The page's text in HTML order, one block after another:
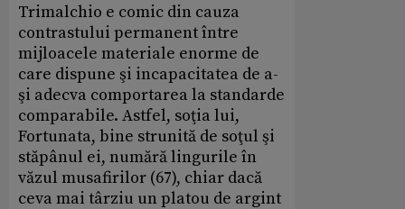
Trimalchio e comic din cauza
contrastului permanent între
mijloacele materiale enorme de
care dispune şi incapacitatea de a-
şi adecva comportarea la standarde
comparabile. Astfel, soţia lui,
Fortunata, bine strunită de soţul şi
stăpânul ei, numără lingurile în
văzul musafirilor (67), chiar dacă
ceva mai târziu un platou de argint